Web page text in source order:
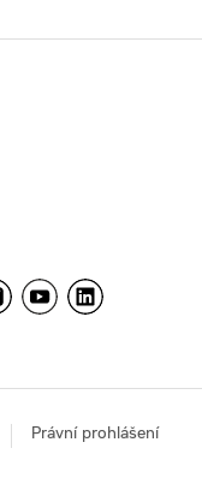
Právní prohlášení